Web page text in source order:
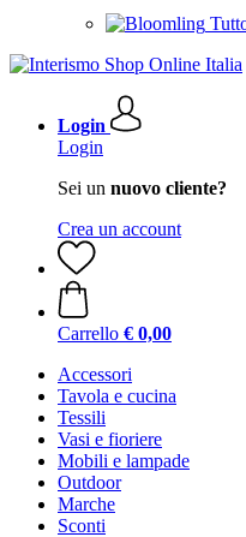
Login
Login
Sei un nuovo cliente?
Crea un account
Carrello € 0,00
Accessori
Tavola e cucina
Tessili
Vasi e fioriere
Mobili e lampade
Outdoor
Marche
Sconti